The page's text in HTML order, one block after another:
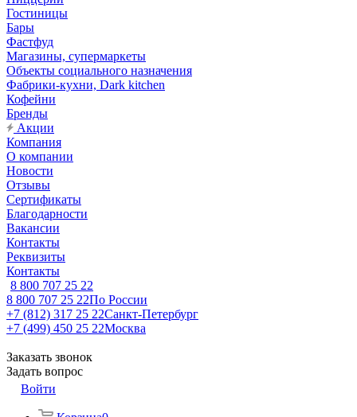
Гостиницы
Бары
Фастфуд
Магазины, супермаркеты
Объекты социального назначения
Фабрики-кухни, Dark kitchen
Кофейни
Бренды
Акции
Компания
О компании
Новости
Отзывы
Сертификаты
Благодарности
Вакансии
Контакты
Реквизиты
Контакты
8 800 707 25 22
8 800 707 25 22По России
+7 (812) 317 25 22Санкт-Петербург
+7 (499) 450 25 22Москва
Заказать звонок
Задать вопрос
Войти